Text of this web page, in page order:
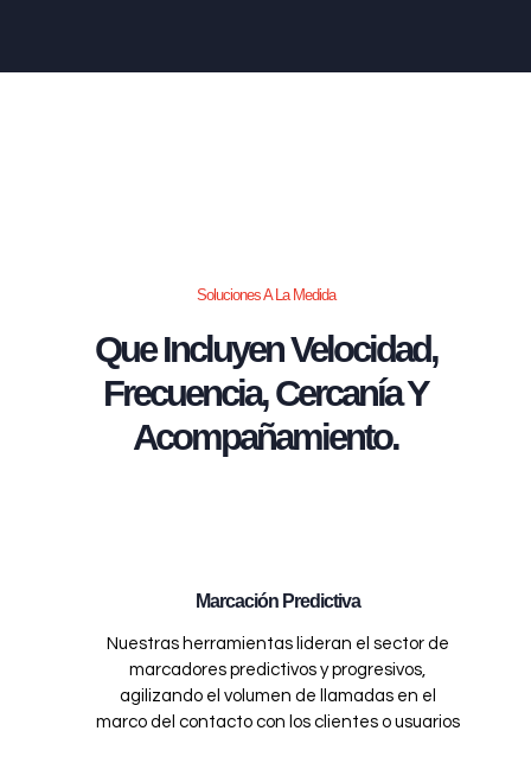
Soluciones A La Medida
Que Incluyen Velocidad,
Frecuencia, Cercanía Y
Acompañamiento.
Marcación Predictiva
Nuestras herramientas lideran el sector de
marcadores predictivos y progresivos,
agilizando el volumen de llamadas en el
marco del contacto con los clientes o usuarios